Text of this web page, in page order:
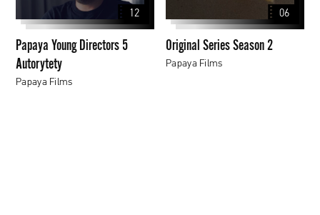
12
Papaya Young Directors 5
Autorytety
Papaya Films
06
Original Series Season 2
Papaya Films